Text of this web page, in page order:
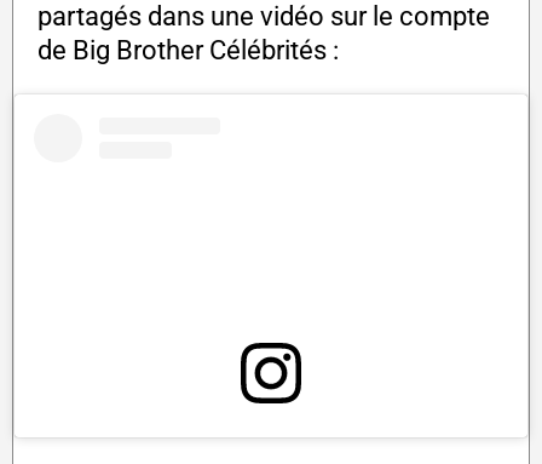
partagés dans une vidéo sur le compte
de Big Brother Célébrités :